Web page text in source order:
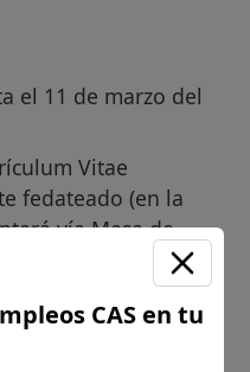
el 11 de marzo del
Vitae
fedateado (en la
vía Mesa de
dirección: Jr.
municipal de Llata).
documentos que
horario y
CAS en tu